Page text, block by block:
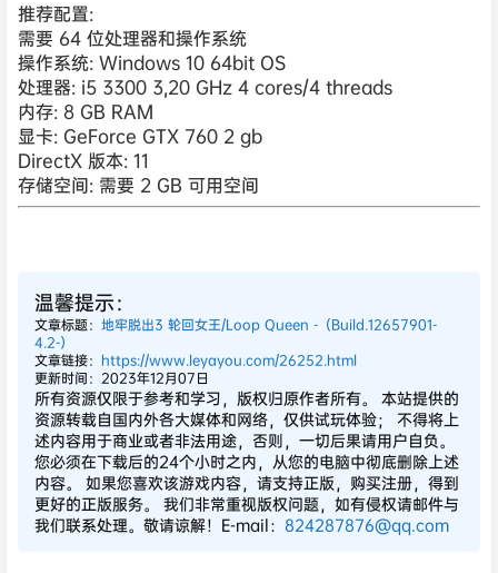
推荐配置:
需要 64 位处理器和操作系统
操作系统: Windows 10 64bit OS
处理器: i5 3300 3,20 GHz 4 cores/4 threads
内存: 8 GB RAM
显卡: GeForce GTX 760 2 gb
DirectX 版本: 11
存储空间: 需要 2 GB 可用空间
温馨提示：
文章标题： 地牢脱出3 轮回女王/Loop Queen -（Build.12657901-
4.2-）
文章链接： https://www.leyayou.com/26252.html
更新时间：2023年12月07日
所有资源仅限于参考和学习，版权归原作者所有。 本站提供的
资源转载自国内外各大媒体和网络，仅供试玩体验； 不得将上
述内容用于商业或者非法用途，否则，一切后果请用户自负。
您必须在下载后的24个小时之内，从您的电脑中彻底删除上述
内容。 如果您喜欢该游戏内容，请支持正版，购买注册，得到
更好的正版服务。 我们非常重视版权问题，如有侵权请邮件与
我们联系处理。敬请谅解！E-mail： 824287876@qq.com